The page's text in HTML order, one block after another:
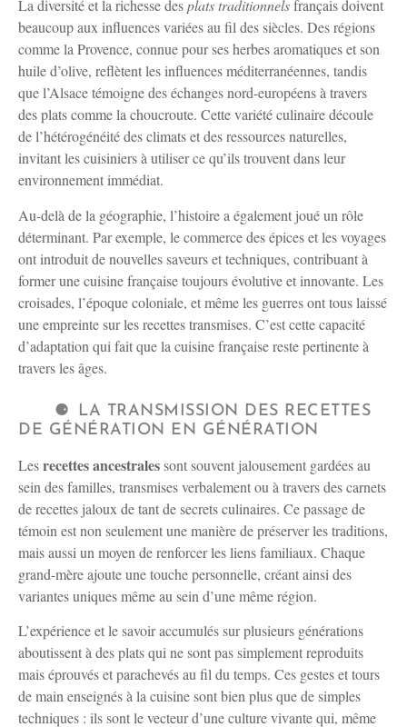
La diversité et la richesse desplats traditionnelsfrançais doivent
beaucoup aux influences variées au fil des siècles. Des régions
comme la Provence, connue pour ses herbes aromatiques et son
huile d’olive, reflètent les influences méditerranéennes, tandis
que l’Alsace témoigne des échanges nord-européens à travers
des plats comme la choucroute. Cette variété culinaire découle
de l’hétérogénéité des climats et des ressources naturelles,
invitant les cuisiniers à utiliser ce qu’ils trouvent dans leur
environnement immédiat.
Au-delà de la géographie, l’histoire a également joué un rôle
déterminant. Par exemple, le commerce des épices et les voyages
ont introduit de nouvelles saveurs et techniques, contribuant à
former une cuisine française toujours évolutive et innovante. Les
croisades, l’époque coloniale, et même les guerres ont tous laissé
une empreinte sur les recettes transmises. C’est cette capacité
d’adaptation qui fait que la cuisine française reste pertinente à
travers les âges.
LA TRANSMISSION DES RECETTES
DE GÉNÉRATION EN GÉNÉRATION
Lesrecettes ancestralessont souvent jalousement gardées au
sein des familles, transmises verbalement ou à travers des carnets
de recettes jaloux de tant de secrets culinaires. Ce passage de
témoin est non seulement une manière de préserver les traditions,
mais aussi un moyen de renforcer les liens familiaux. Chaque
grand-mère ajoute une touche personnelle, créant ainsi des
variantes uniques même au sein d’une même région.
L’expérience et le savoir accumulés sur plusieurs générations
aboutissent à des plats qui ne sont pas simplement reproduits
mais éprouvés et parachevés au fil du temps. Ces gestes et tours
de main enseignés à la cuisine sont bien plus que de simples
techniques : ils sont le vecteur d’une culture vivante qui, même